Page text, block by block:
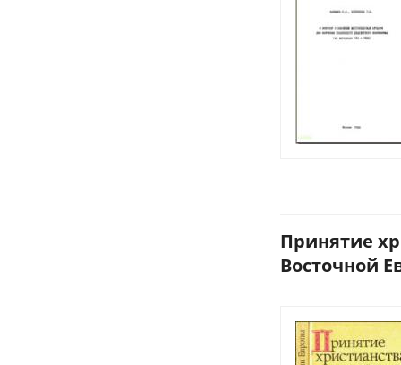
Принятие
Восточной